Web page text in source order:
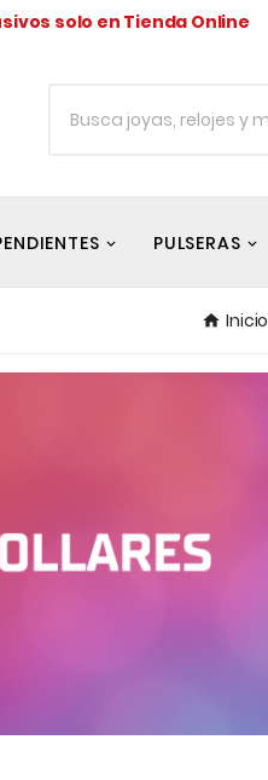
solo en Tienda Online
PULSERAS
Inicio